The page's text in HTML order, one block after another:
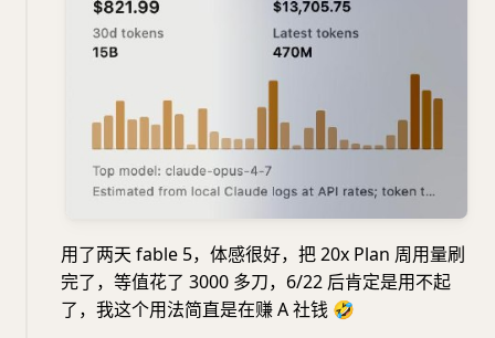
用了两天 fable 5，体感很好，把 20x Plan 周用量刷
完了，等值花了 3000 多刀，6/22 后肯定是用不起
了，我这个用法简直是在赚 A 社钱 🤣